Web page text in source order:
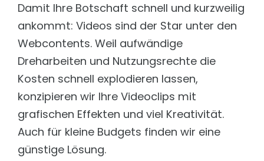
Antworten im Dialog
AI Assistant
KI für den Arbeitsalltag
AI Workflows
KI unterstützte Geschäftsprozesse
Intelligenz orchestrieren. Komplexität beherrschen
TECHNOLOGIE
Features
Aus Daten echte Intelligenz machen.
Universelles Blog-System
SEO und Barrierefreiheit
Sichtbarkeit schaffen, Barrieren abbauen
Nextcloud
DSGVO-konformes Hosting
Solr
Schnell, frei konfigurierbar und DSGVO konform
Matomo
DSGVO konforme Trackinglösungen
LEISTUNGEN
Damit Ihre Botschaft schnell und kurzweilig
ankommt: Videos sind der Star unter den
Webcontents. Weil aufwändige
Dreharbeiten und Nutzungsrechte die
Kosten schnell explodieren lassen,
konzipieren wir Ihre Videoclips mit
grafischen Effekten und viel Kreativität.
Auch für kleine Budgets finden wir eine
günstige Lösung.